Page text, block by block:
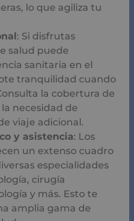
lo que agiliza tu
: Si disfrutas
salud puede
sanitaria en el
tranquilidad cuando
la cobertura de
necesidad de
viaje adicional.
y asistencia: Los
un extenso cuadro
especialidades
cirugía
y más. Esto te
amplia gama de